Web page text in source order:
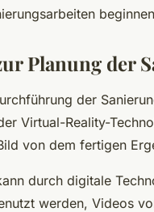
Planung der
der
Virtual-Reality-
von dem fertigen
durch digitale
werden, Videos